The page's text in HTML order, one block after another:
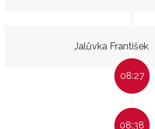
Jalůvka František
08:27
08:38